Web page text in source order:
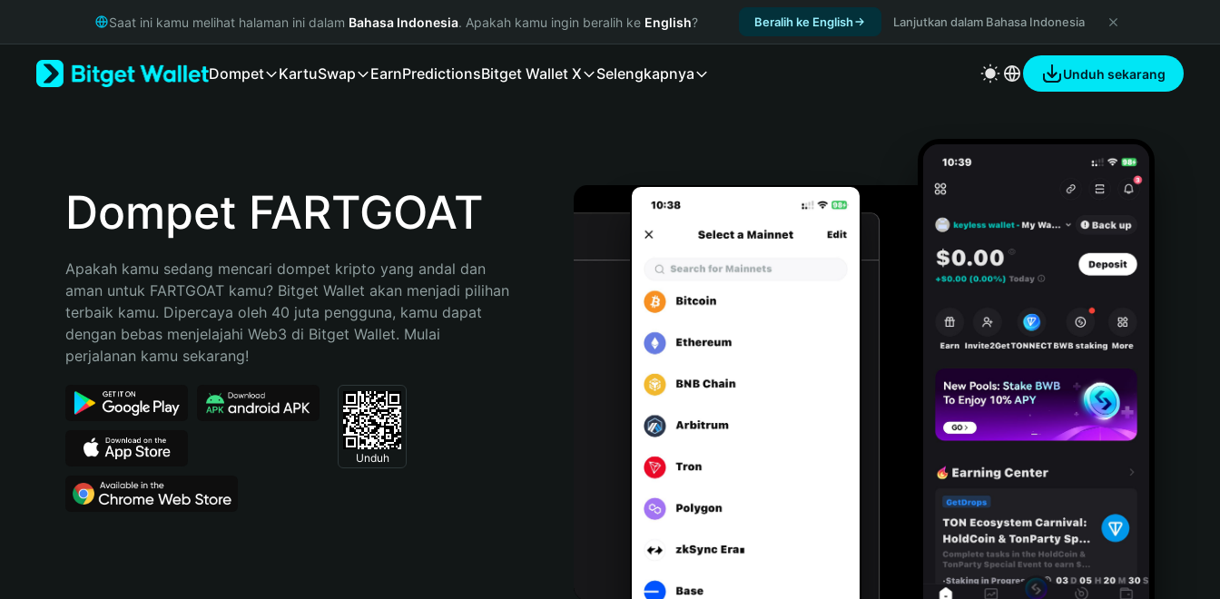
Русский
Bahasa Indonesia
Español (Argentina)
Saat ini kamu melihat halaman ini dalam Bahasa Indonesia. Apakah kamu ingin beralih ke English? Beralih ke English Lanjutkan dalam Bahasa Indonesia
Dompet KartuSwap EarnPredictionsBitget Wallet X Selengkapnya Unduh sekarang
Dompet FARTGOAT
Apakah kamu sedang mencari dompet kripto yang andal dan
aman untuk FARTGOAT kamu? Bitget Wallet akan menjadi pilihan
terbaik kamu. Dipercaya oleh 40 juta pengguna, kamu dapat
dengan bebas menjelajahi Web3 di Bitget Wallet. Mulai
perjalanan kamu sekarang!
Unduh